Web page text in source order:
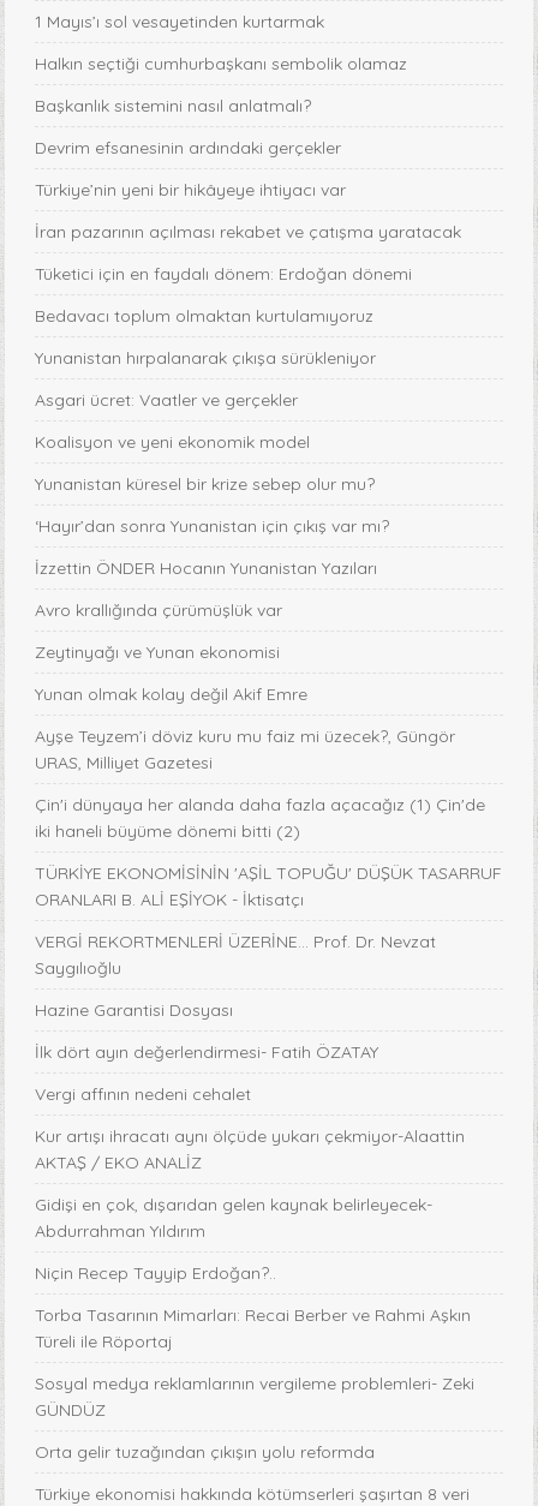
1 Mayıs’ı sol vesayetinden kurtarmak
Halkın seçtiği cumhurbaşkanı sembolik olamaz
Başkanlık sistemini nasıl anlatmalı?
Devrim efsanesinin ardındaki gerçekler
Türkiye’nin yeni bir hikâyeye ihtiyacı var
İran pazarının açılması rekabet ve çatışma yaratacak
Tüketici için en faydalı dönem: Erdoğan dönemi
Bedavacı toplum olmaktan kurtulamıyoruz
Yunanistan hırpalanarak çıkışa sürükleniyor
Asgari ücret: Vaatler ve gerçekler
Koalisyon ve yeni ekonomik model
Yunanistan küresel bir krize sebep olur mu?
‘Hayır’dan sonra Yunanistan için çıkış var mı?
İzzettin ÖNDER Hocanın Yunanistan Yazıları
Avro krallığında çürümüşlük var
Zeytinyağı ve Yunan ekonomisi
Yunan olmak kolay değil Akif Emre
Ayşe Teyzem’i döviz kuru mu faiz mi üzecek?, Güngör
URAS, Milliyet Gazetesi
Çin'i dünyaya her alanda daha fazla açacağız (1) Çin'de
iki haneli büyüme dönemi bitti (2)
TÜRKİYE EKONOMİSİNİN 'AŞİL TOPUĞU' DÜŞÜK TASARRUF
ORANLARI B. ALİ EŞİYOK - İktisatçı
VERGİ REKORTMENLERİ ÜZERİNE… Prof. Dr. Nevzat
Saygılıoğlu
Hazine Garantisi Dosyası
İlk dört ayın değerlendirmesi- Fatih ÖZATAY
Vergi affının nedeni cehalet
Kur artışı ihracatı aynı ölçüde yukarı çekmiyor-Alaattin
AKTAŞ / EKO ANALİZ
Gidişi en çok, dışarıdan gelen kaynak belirleyecek-
Abdurrahman Yıldırım
Niçin Recep Tayyip Erdoğan?..
Torba Tasarının Mimarları: Recai Berber ve Rahmi Aşkın
Türeli ile Röportaj
Sosyal medya reklamlarının vergileme problemleri- Zeki
GÜNDÜZ
Orta gelir tuzağından çıkışın yolu reformda
Türkiye ekonomisi hakkında kötümserleri şaşırtan 8 veri